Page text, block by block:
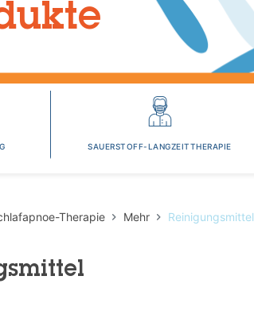
SAUERSTOFF-LANGZEITTHERAPIE
Therapie Mehr Reinigungsmittel